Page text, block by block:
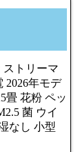
ストリーマ
2026年モデ
畳 花粉 ペッ
菌 ウイ
なし 小型